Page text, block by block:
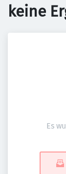
keine
Es